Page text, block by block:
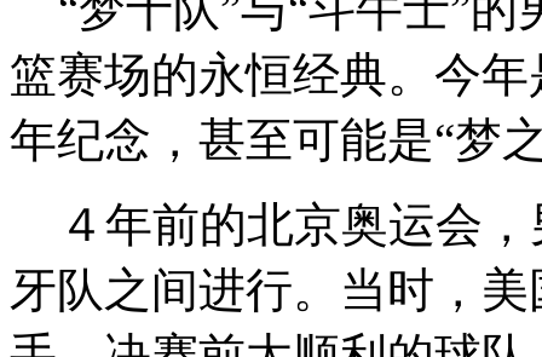
篮赛场的永恒经典。今
年纪念，甚至可能是“梦
４年前的北京奥运会，
牙队之间进行。当时，